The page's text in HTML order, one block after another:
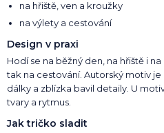
na hřiště, ven a kroužky
na výlety a cestování
Design v praxi
Hodí se na běžný den, na hřiště i
tak na cestování. Autorský motiv
dálky a zblízka bavil detaily. U
tvary a rytmus.
Jak tričko sladit